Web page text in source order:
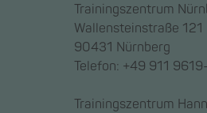
Trainingszentrum
Wallensteinstraße 121
90431 Nürnberg
Telefon: +49 911
Trainingszentrum